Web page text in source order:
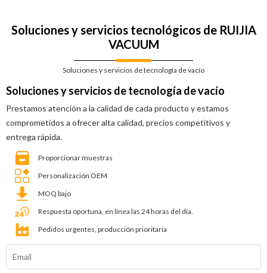
Soluciones y servicios tecnológicos de RUIJIA
VACUUM
Soluciones y servicios de tecnología de vacío
Soluciones y servicios de tecnología de vacío
Prestamos atención a la calidad de cada producto y estamos
comprometidos a ofrecer alta calidad, precios competitivos y
entrega rápida.
Proporcionar muestras
Personalización OEM
MOQ bajo
Respuesta oportuna, en línea las 24 horas del día.
Pedidos urgentes, producción prioritaria